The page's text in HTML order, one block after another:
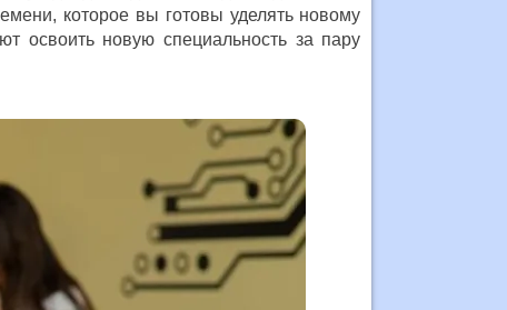
которое вы готовы уделять новому
освоить новую специальность за пару